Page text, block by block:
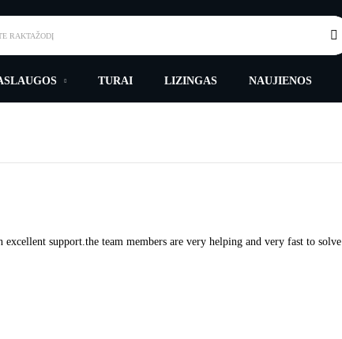
RAKTAŽODĮ
TURAI LIZINGAS NAUJIENOS
support.the team members are very helping and very fast to